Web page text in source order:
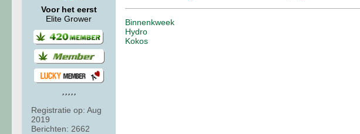
Voor het eerst
Elite Grower
Registratie op: Aug
2019
Berichten: 2662
Binnenkweek
Hydro
Kokos